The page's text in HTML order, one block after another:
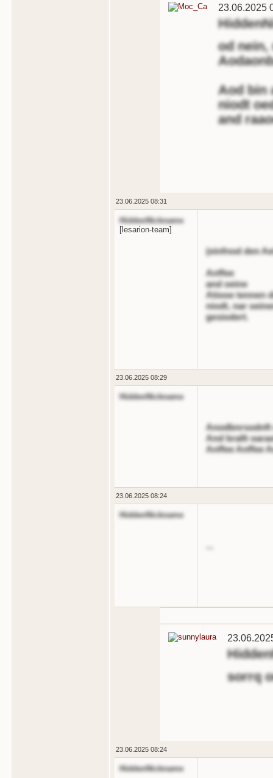
23.06.2025
od nein,
Aod bin
niodt
and
23.06.2025 08:31
HiddenNickname
[lesarion-team]
(einfnod den
Anffee
and oeine
Atiooe tennen
niodt, nar
gesiodert.
23.06.2025 08:29
HiddenNickname
Anodbnrsodnft
And brallt
Anffee Anffee
23.06.2025 08:24
HiddenNickname
...
sorrq
23.06.2025 08:24
HiddenNickname